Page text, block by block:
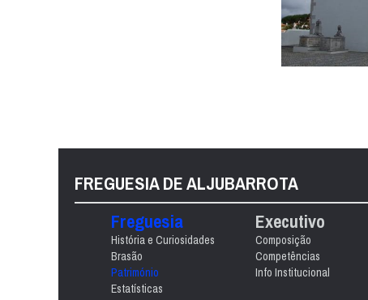
FREGUESIA DE ALJUBARROTA
Freguesia
História e Curiosidades
Brasão
Património
Estatísticas
Executivo
Composição
Competências
Info Institucional